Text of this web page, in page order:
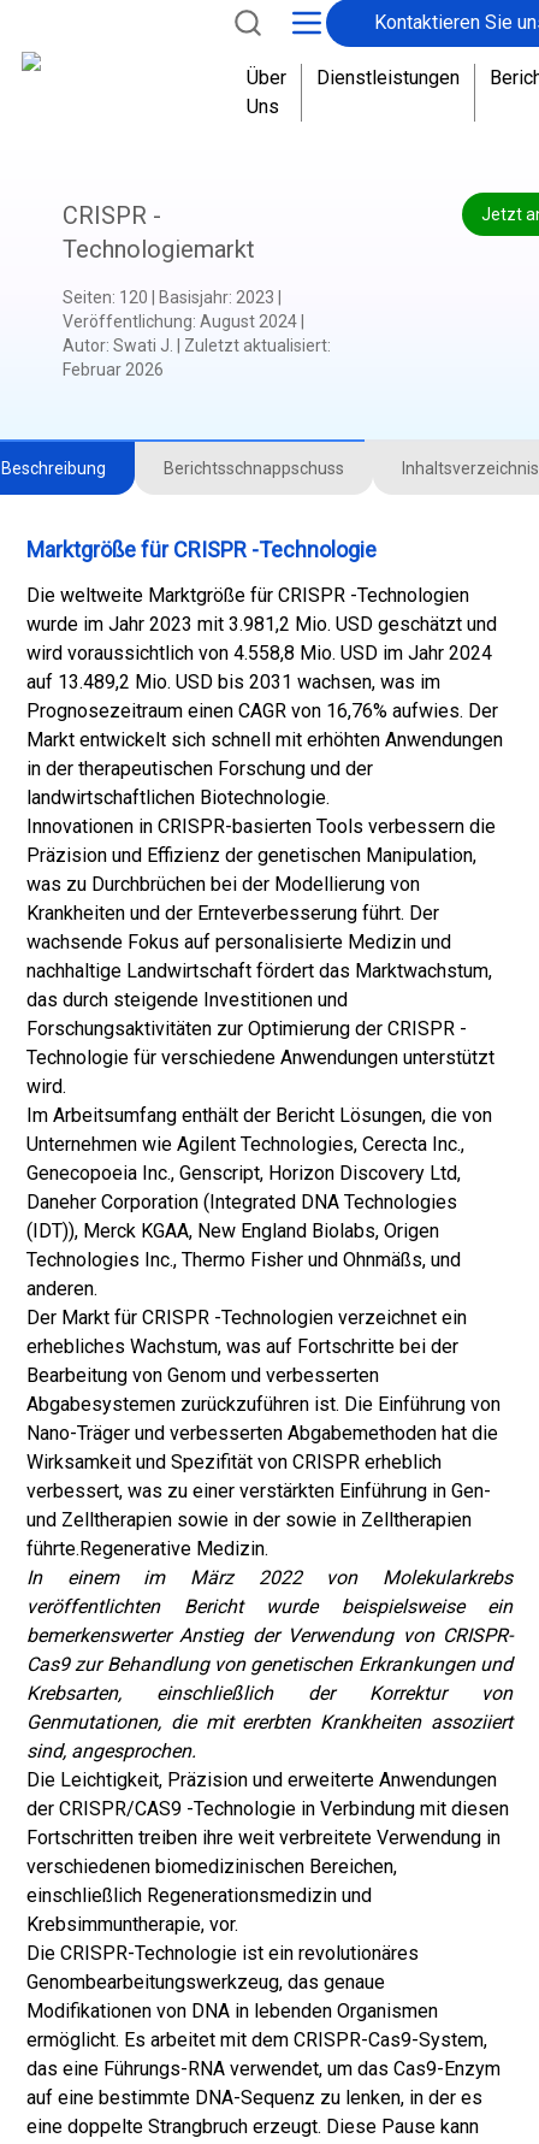
Kontaktieren Sie
Über
Uns
Dienstleistungen
Jetzt
CRISPR -
Technologiemarkt
Seiten: 120 Basisjahr: 2023
Veröffentlichung: August 2024|
Autor: Swati J. Zuletzt aktualisiert:
Februar 2026
Beschreibung Berichtsschnappschuss Inhaltsverzeichnis
Marktgröße für CRISPR -Technologie
Die weltweite Marktgröße für CRISPR -Technologien
wurde im Jahr 2023 mit 3.981,2 Mio. USD geschätzt und
wird voraussichtlich von 4.558,8 Mio. USD im Jahr 2024
auf 13.489,2 Mio. USD bis 2031 wachsen, was im
Prognosezeitraum einen CAGR von 16,76% aufwies. Der
Markt entwickelt sich schnell mit erhöhten Anwendungen
in der therapeutischen Forschung und der
landwirtschaftlichen Biotechnologie.
Innovationen in CRISPR-basierten Tools verbessern die
Präzision und Effizienz der genetischen Manipulation,
was zu Durchbrüchen bei der Modellierung von
Krankheiten und der Ernteverbesserung führt. Der
wachsende Fokus auf personalisierte Medizin und
nachhaltige Landwirtschaft fördert das Marktwachstum,
das durch steigende Investitionen und
Forschungsaktivitäten zur Optimierung der CRISPR -
Technologie für verschiedene Anwendungen unterstützt
wird.
Im Arbeitsumfang enthält der Bericht Lösungen, die von
Unternehmen wie Agilent Technologies, Cerecta Inc.,
Genecopoeia Inc., Genscript, Horizon Discovery Ltd,
Daneher Corporation (Integrated DNA Technologies
(IDT)), Merck KGAA, New England Biolabs, Origen
Technologies Inc., Thermo Fisher und Ohnmäßs, und
anderen.
Der Markt für CRISPR -Technologien verzeichnet ein
erhebliches Wachstum, was auf Fortschritte bei der
Bearbeitung von Genom und verbesserten
Abgabesystemen zurückzuführen ist. Die Einführung von
Nano-Träger und verbesserten Abgabemethoden hat die
Wirksamkeit und Spezifität von CRISPR erheblich
verbessert, was zu einer verstärkten Einführung in Gen-
und Zelltherapien sowie in der sowie in Zelltherapien
führte.Regenerative Medizin.
In einem im März 2022 von Molekularkrebs
veröffentlichten Bericht wurde beispielsweise ein
bemerkenswerter Anstieg der Verwendung von CRISPR-
Cas9 zur Behandlung von genetischen Erkrankungen und
Krebsarten, einschließlich der Korrektur von
Genmutationen, die mit ererbten Krankheiten assoziiert
sind, angesprochen.
Die Leichtigkeit, Präzision und erweiterte Anwendungen
der CRISPR/CAS9 -Technologie in Verbindung mit diesen
Fortschritten treiben ihre weit verbreitete Verwendung in
verschiedenen biomedizinischen Bereichen,
einschließlich Regenerationsmedizin und
Krebsimmuntherapie, vor.
Die CRISPR-Technologie ist ein revolutionäres
Genombearbeitungswerkzeug, das genaue
Modifikationen von DNA in lebenden Organismen
ermöglicht. Es arbeitet mit dem CRISPR-Cas9-System,
das eine Führungs-RNA verwendet, um das Cas9-Enzym
auf eine bestimmte DNA-Sequenz zu lenken, in der es
eine doppelte Strangbruch erzeugt. Diese Pause kann